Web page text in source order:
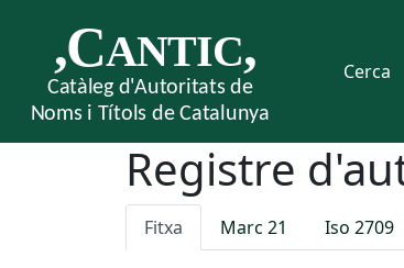
Cerca
Registre
Fitxa Marc 21 Iso 2709